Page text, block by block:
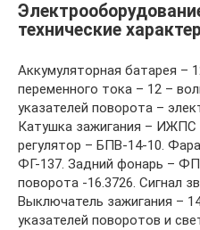
технические
Аккумуляторная батарея –
переменного тока – 12 –
указателей поворота –
Катушка зажигания – ИЖПС
регулятор – БПВ-14-10.
ФГ-137. Задний фонарь –
поворота -16.3726. Сигнал
Выключатель зажигания –
указателей поворотов и